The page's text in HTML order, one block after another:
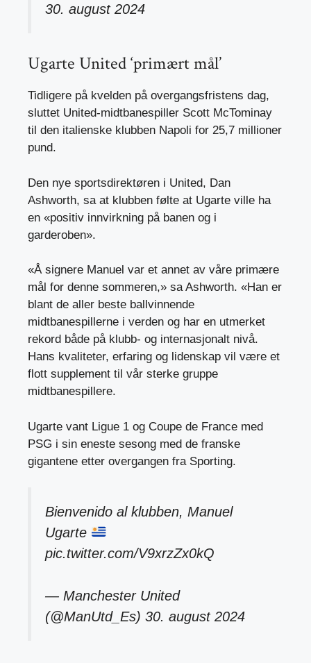
30. august 2024
Ugarte United ‘primært mål’
Tidligere på kvelden på overgangsfristens dag,
sluttet United-midtbanespiller Scott McTominay
til den italienske klubben Napoli for 25,7 millioner
pund.
Den nye sportsdirektøren i United, Dan
Ashworth, sa at klubben følte at Ugarte ville ha
en «positiv innvirkning på banen og i
garderoben».
«Å signere Manuel var et annet av våre primære
mål for denne sommeren,» sa Ashworth. «Han er
blant de aller beste ballvinnende
midtbanespillerne i verden og har en utmerket
rekord både på klubb- og internasjonalt nivå.
Hans kvaliteter, erfaring og lidenskap vil være et
flott supplement til vår sterke gruppe
midtbanespillere.
Ugarte vant Ligue 1 og Coupe de France med
PSG i sin eneste sesong med de franske
gigantene etter overgangen fra Sporting.
Bienvenido al klubben, Manuel
Ugarte
pic.twitter.com/V9xrzZx0kQ
— Manchester United
(@ManUtd_Es) 30. august 2024